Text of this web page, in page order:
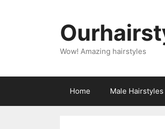
Wow! Amazing hairstyles
Home Male Hairstyles